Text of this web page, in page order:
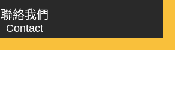
聯絡我們
Contact